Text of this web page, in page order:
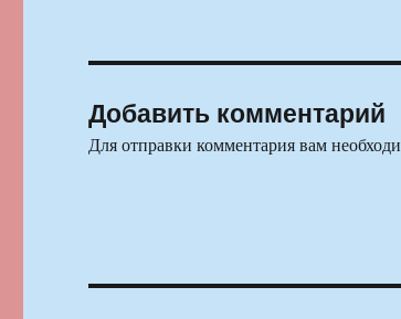
Добавить комментарий
Для отправки комментария вам